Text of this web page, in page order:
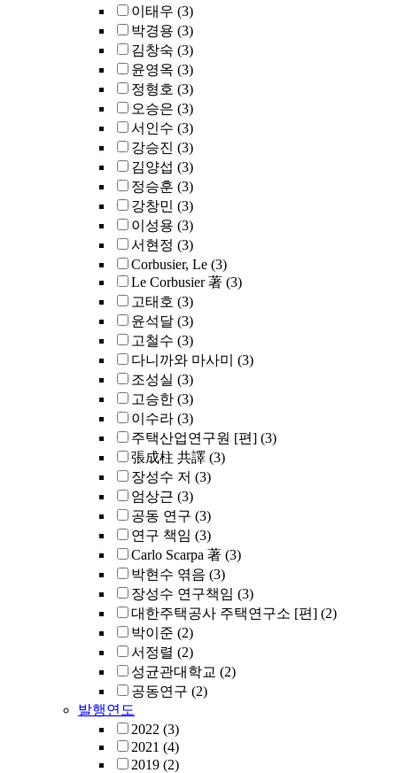
이태우 (3)
박경용 (3)
김창숙 (3)
윤영옥 (3)
정형호 (3)
오승은 (3)
서인수 (3)
강승진 (3)
김양섭 (3)
정승훈 (3)
강창민 (3)
이성용 (3)
서현정 (3)
Corbusier, Le (3)
Le Corbusier 著 (3)
고태호 (3)
윤석달 (3)
고철수 (3)
다니까와 마사미
(3)
조성실 (3)
고승한 (3)
이수라 (3)
주택산업연구원 [편] (3)
張成柱 共譯 (3)
장성수 저 (3)
엄상근 (3)
공동 연구 (3)
연구 책임 (3)
Carlo Scarpa 著 (3)
박현수 엮음 (3)
장성수 연구책임 (3)
대한주택공사 주택연구소 [편] (2)
박이준 (2)
서정렬 (2)
성균관대학교 (2)
공동연구 (2)
발행연도
2022 (3)
2021 (4)
2019 (2)